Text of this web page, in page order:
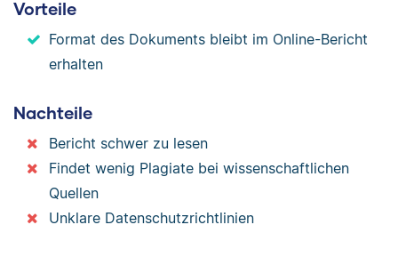
Vorteile
Format des Dokuments bleibt im Online-Bericht
erhalten
Nachteile
Bericht schwer zu lesen
Findet wenig Plagiate bei wissenschaftlichen
Quellen
Unklare Datenschutzrichtlinien